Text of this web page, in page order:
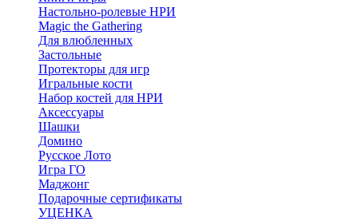
Настольно-ролевые НРИ
Magic the Gathering
Для влюбленных
Застольные
Протекторы для игр
Игральные кости
Набор костей для НРИ
Аксессуары
Шашки
Домино
Русское Лото
Игра ГО
Маджонг
Подарочные сертификаты
УЦЕНКА